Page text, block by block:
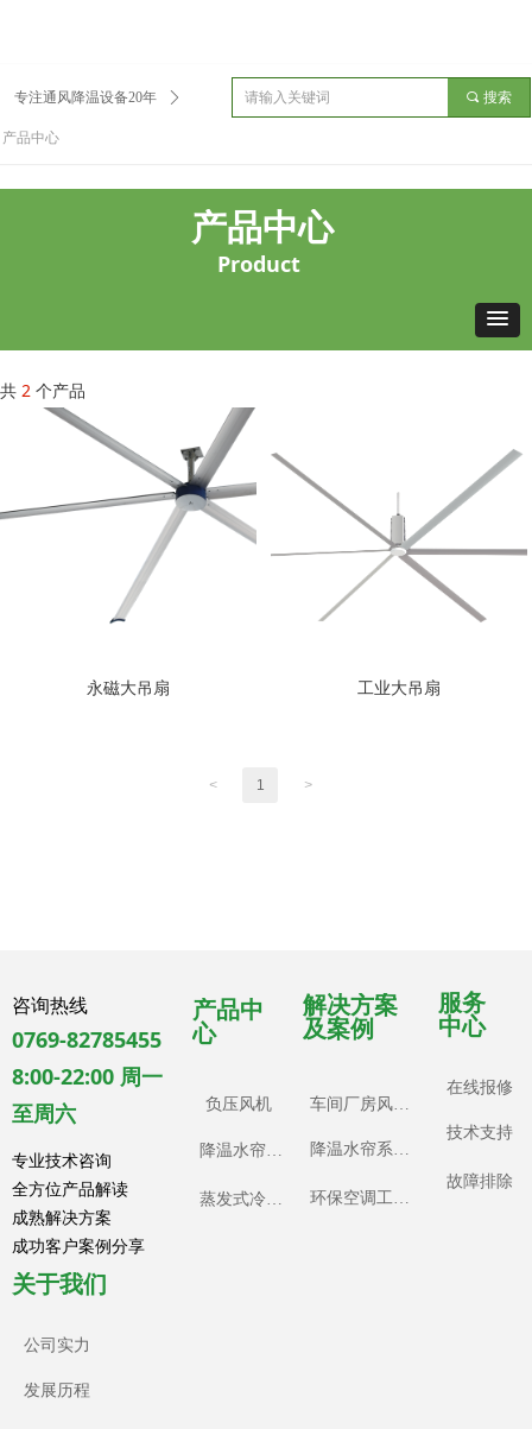
共 2 个产品
永磁大吊扇 工业大吊扇
< 1 >
专注通风降温设备20年 ꄲ
产品中心
끠 搜索
产品中心
Product
咨询热线
0769-82785455
8:00-22:00 周一
至周六
专业技术咨询
全方位产品解读
成熟解决方案
成功客户案例分享
产品中
心
负压风机
降温水帘系统
蒸发式冷风机
解决方案
及案例
车间厂房风机工程案例
降温水帘系统工程案例
环保空调工程案例
服务
中心
在线报修
技术支持
故障排除
公司实力
发展历程
关于我们